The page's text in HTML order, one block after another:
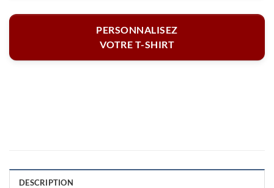
PERSONNALISEZ
VOTRE T-SHIRT
DESCRIPTION